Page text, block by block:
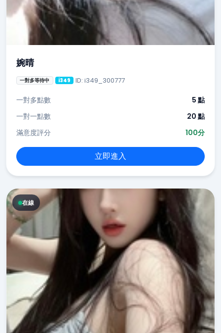
婉晴
一對多等待中 i349 ID: i349_300777
一對多點數
5 點
一對一點數
20 點
滿意度評分
100分
立即進入
在線